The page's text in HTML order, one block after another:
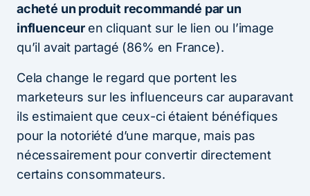
acheté un produit recommandé par un
influenceur en cliquant sur le lien ou l’image
qu’il avait partagé (86% en France).
Cela change le regard que portent les
marketeurs sur les influenceurs car auparavant
ils estimaient que ceux-ci étaient bénéfiques
pour la notoriété d’une marque, mais pas
nécessairement pour convertir directement
certains consommateurs.